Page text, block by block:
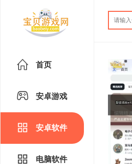
首页
安卓游戏
安卓软件
电脑软件